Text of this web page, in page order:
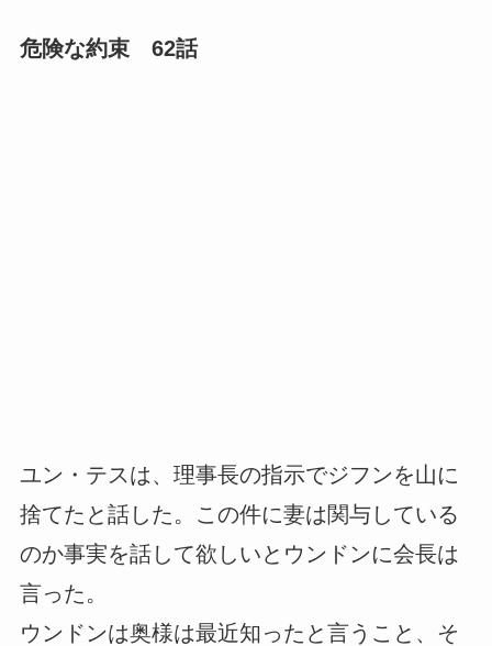
危険な約束 62話
ユン・テスは、理事長の指示でジフンを山に
捨てたと話した。この件に妻は関与している
のか事実を話して欲しいとウンドンに会長は
言った。
ウンドンは奥様は最近知ったと言うこと、そ